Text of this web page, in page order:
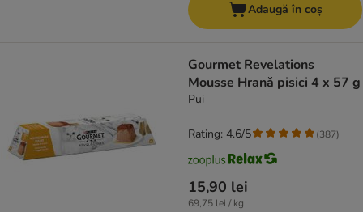
Adaugă în coș
Gourmet Revelations
Mousse Hrană pisici 4 x 57 g
Pui
15,90 lei
69,75 lei / kg
Rating: 4.6/5 (387)